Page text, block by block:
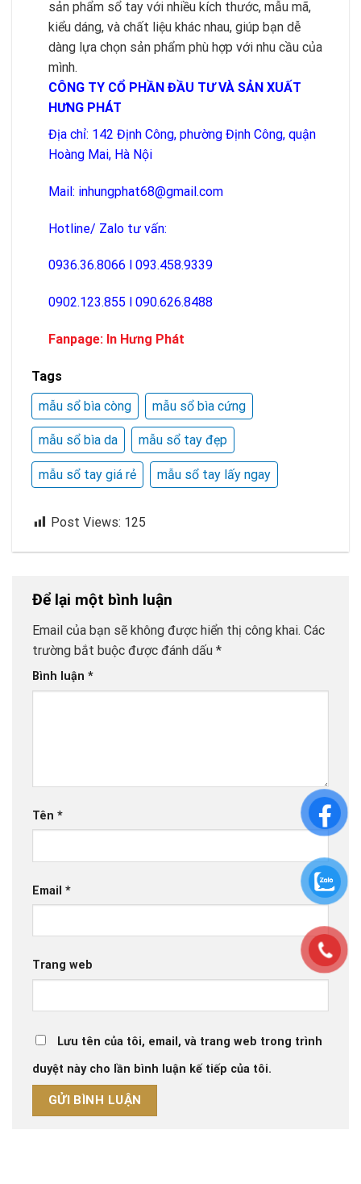
sản phẩm sổ tay với nhiều kích thước, mẫu mã,
kiểu dáng, và chất liệu khác nhau, giúp bạn dễ
dàng lựa chọn sản phẩm phù hợp với nhu cầu của
mình.
CÔNG TY CỔ PHẦN ĐẦU TƯ VÀ SẢN XUẤT
HƯNG PHÁT
Địa chỉ: 142 Định Công, phường Định Công, quận
Hoàng Mai, Hà Nội
Mail: inhungphat68@gmail.com
Hotline/ Zalo tư vấn:
0936.36.8066 093.458.9339
0902.123.855 090.626.8488
Fanpage: In Hưng Phát
Tags
mẫu sổ bìa còng
mẫu sổ bìa cứng
mẫu sổ bìa da mẫu sổ tay đẹp
mẫu sổ tay giá rẻ mẫu sổ tay lấy ngay
Post Views: 125
Để lại một bình luận
Email của bạn sẽ không được hiển thị công khai. Các
trường bắt buộc được đánh dấu *
Bình luận *
Tên *
Email *
Trang web
Lưu tên của tôi, email, và trang web trong trình
duyệt này cho lần bình luận kế tiếp của tôi.